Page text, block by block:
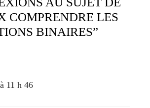
COMPRENDRE LES
BINAIRES”
11 h 46